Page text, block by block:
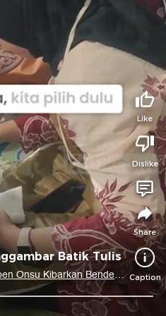
Like
Dislike
Share
Caption
Batik Tulis
Onsu Kibarkan Bendera
0:08
to
Whatsapp Telegram
Embed
Copy Embed &
Caption
ini?
pendapat.
video ini?
pendapat.